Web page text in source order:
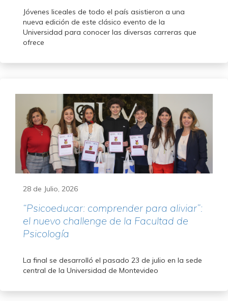
Jóvenes liceales de todo el país asistieron a una
nueva edición de este clásico evento de la
Universidad para conocer las diversas carreras que
ofrece
28 de Julio, 2026
“Psicoeducar: comprender para aliviar”:
el nuevo challenge de la Facultad de
Psicología
La final se desarrolló el pasado 23 de julio en la sede
central de la Universidad de Montevideo